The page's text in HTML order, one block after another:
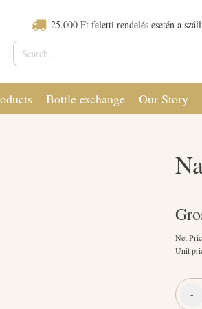
25.000 Ft feletti rendelés esetén a
Search
for:
Bottle exchange Our Story
Net
Unit
-